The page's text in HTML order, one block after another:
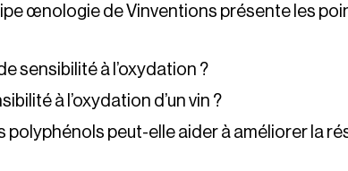
œnologie de Vinventions présente les
sensibilité à l’oxydation ?
à l’oxydation d’un vin ?
polyphénols peut-elle aider à améliorer la